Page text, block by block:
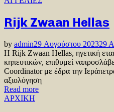
Rijk Zwaan Hellas
by admin29 Αυγούστου 202329
Η Rijk Zwaan Hellas, ηγετική
κηπευτικών, επιθυμεί
Coordinator με έδρα την
αξιολόγηση
Read more
ΑΡΧΙΚΗ